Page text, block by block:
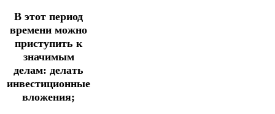
В этот период
времени можно
приступить к
значимым
делам: делать
инвестиционные
вложения;